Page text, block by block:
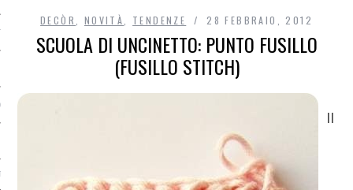
DI ACCESSO AI DATI
DECÒR NOVITÀ TENDENZE 28 FEBBRAIO, 2012
SCUOLA DI UNCINETTO: PUNTO FUSILLO
(FUSILLO STITCH)
Il